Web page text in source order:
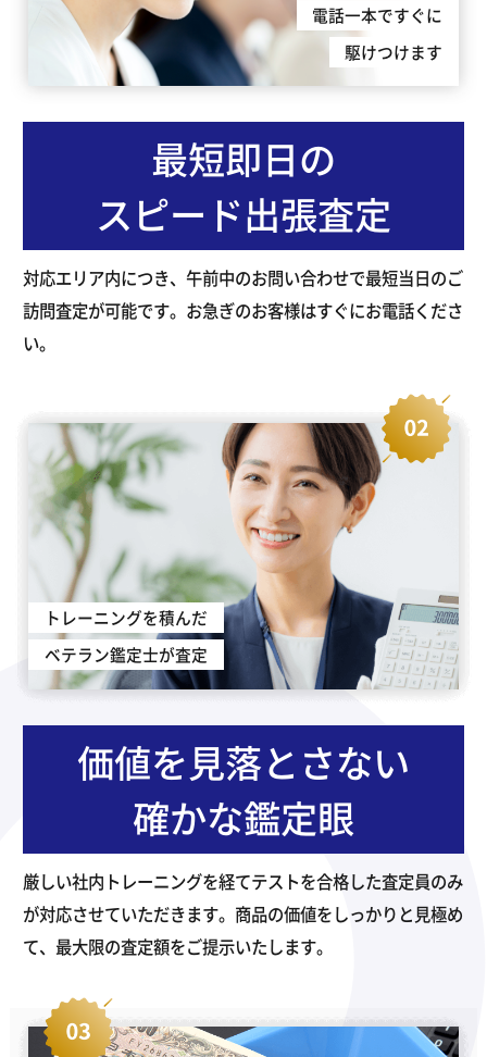
電話一本ですぐに
駆けつけます
最短即日の
スピード出張査定
対応エリア内につき、午前中のお問い合わせで最短当日のご
訪問査定が可能です。お急ぎのお客様はすぐにお電話くださ
い。
トレーニングを積んだ
ベテラン鑑定士が査定
価値を見落とさない
確かな鑑定眼
厳しい社内トレーニングを経てテストを合格した査定員のみ
が対応させていただきます。商品の価値をしっかりと見極め
て、最大限の査定額をご提示いたします。